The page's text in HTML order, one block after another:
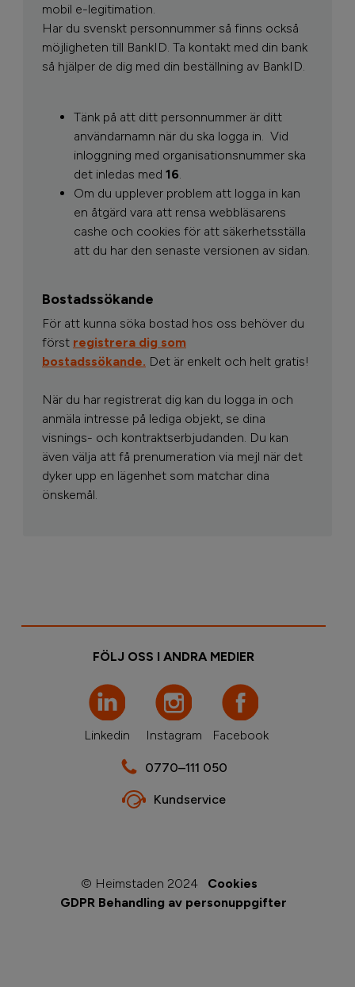
mobil e-legitimation.
Har du svenskt personnummer så finns också
möjligheten till BankID. Ta kontakt med din bank
så hjälper de dig med din beställning av BankID.
Tänk på att ditt personnummer är ditt
användarnamn när du ska logga in. Vid
inloggning med organisationsnummer ska
det inledas med 16.
Om du upplever problem att logga in kan
en åtgärd vara att rensa webbläsarens
cashe och cookies för att säkerhetsställa
att du har den senaste versionen av sidan.
Bostadssökande
För att kunna söka bostad hos oss behöver du
först registrera dig som
bostadssökande. Det är enkelt och helt gratis!
När du har registrerat dig kan du logga in och
anmäla intresse på lediga objekt, se dina
visnings- och kontraktserbjudanden. Du kan
även välja att få prenumeration via mejl när det
dyker upp en lägenhet som matchar dina
önskemål.
FÖLJ OSS I ANDRA MEDIER
Linkedin Instagram Facebook
0770–111 050
Kundservice
© Heimstaden 2024
Cookies
GDPR Behandling av personuppgifter